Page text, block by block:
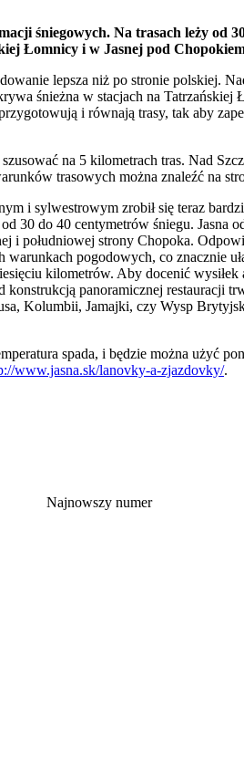
śniegowych. Na trasach leży od
Łomnicy i w Jasnej pod
lepsza niż po stronie polskiej.
śnieżna w stacjach na
i równają trasy, tak aby
na 5 kilometrach tras. Nad
trasowych można znaleźć na
i sylwestrowym zrobił się teraz
do 40 centymetrów śniegu. Jasna
i południowej strony Chopoka.
pogodowych, co znacznie
kilometrów. Aby docenić
panoramicznej restauracji
Kolumbii, Jamajki, czy Wysp
spada, i będzie można użyć
www.jasna.sk/lanovky-a-zjazdovky/.
Najnowszy numer